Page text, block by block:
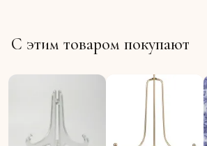
С этим товаром покупают